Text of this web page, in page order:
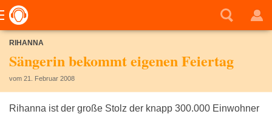
RIHANNA
Sängerin bekommt eigenen Feiertag
vom 21. Februar 2008
Rihanna ist der große Stolz der knapp 300.000 Einwohner